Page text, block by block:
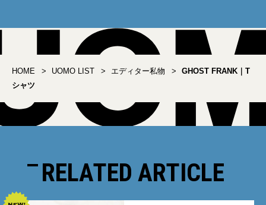
HOME UOMO LIST エディター私物
GHOST FRANK｜T
シャツ
RELATED ARTICLE